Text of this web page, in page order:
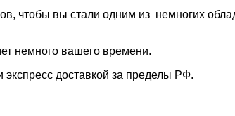
чтобы вы стали одним из немногих
немного вашего времени.
экспресс доставкой за пределы РФ.